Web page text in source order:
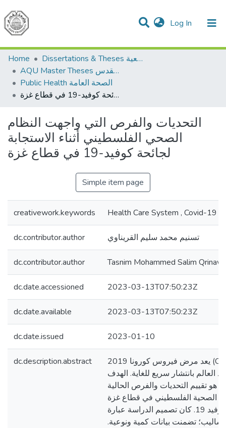
Log In (current)
Communities & Collections
All of DSpace
Home
Dissertations & Theses الرسائل الجامعية
AQU Master Theses الرسائل الجامعية الخاصة بجامعة القدس
Public Health الصحة العامة
التحديات والفرص التي واجهت النظام الصحي الفلسطيني أثناء الاستجابة لجائحة كوفيد-19 في قطاع غزة
التحديات والفرص التي واجهت النظام
الصحي الفلسطيني أثناء الاستجابة
لجائحة كوفيد-19 في قطاع غزة
Simple item page
creativework.keywords Health Care System , Covid-19
dc.contributor.author تسنيم محمد سليم القريناوي
dc.contributor.author Tasnim Mohammed Salim Qrinawi
dc.date.accessioned 2023-03-13T07:50:23Z
dc.date.available 2023-03-13T07:50:23Z
dc.date.issued 2023-01-10
dc.description.abstract
يعد مرض فيروس كورونا 2019 (COVID-19) أزمة صحية
العالم بانتشار سريع للغاية. الهدف
هو تقييم التحديات والفرص الحالية
الصحية الفلسطيني في قطاع غزة
أثناء الاستجابة لوباء كوفيد 19. كان تصميم الدراسة عبارة
تضمنت بيانات كمية ونوعية.